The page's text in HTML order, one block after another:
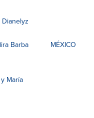
Dianelyz
Barba MÉXICO
María